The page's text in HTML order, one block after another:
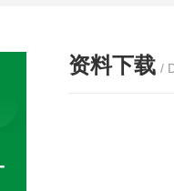
资料下载 /